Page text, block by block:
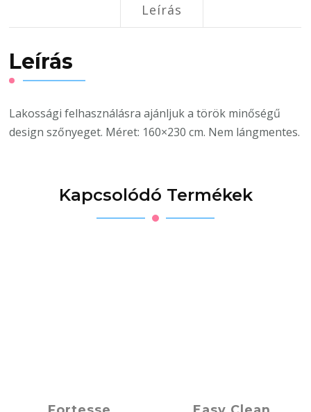
Leírás
Leírás
Lakossági felhasználásra ajánljuk a török minőségű
design szőnyeget. Méret: 160×230 cm. Nem lángmentes.
Kapcsolódó Termékek